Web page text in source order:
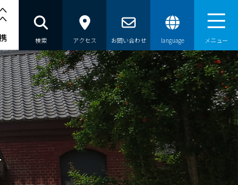
検索 アクセス お問い合わせ language メニュー